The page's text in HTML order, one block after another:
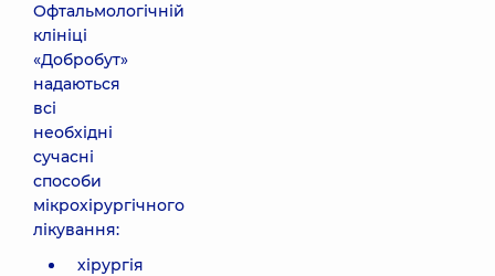
Офтальмологічній
клініці
«Добробут»
надаються
всі
необхідні
сучасні
способи
мікрохірургічного
лікування:
хірургія